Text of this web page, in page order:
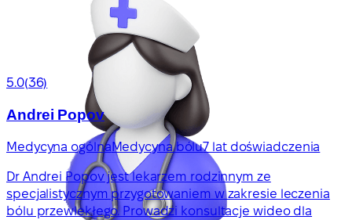
5.0(36)
Andrei Popov
Medycyna ogólna Medycyna bólu7 lat doświadczenia
Dr Andrei Popov jest lekarzem rodzinnym ze
specjalistycznym przygotowaniem w zakresie leczenia
bólu przewlekłego. Prowadzi konsultacje wideo dla